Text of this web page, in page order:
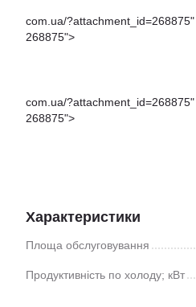
com.ua/
268875">
com.ua/
268875">
Характеристики
Площа обслуговування
Продуктивність по холоду; кВт